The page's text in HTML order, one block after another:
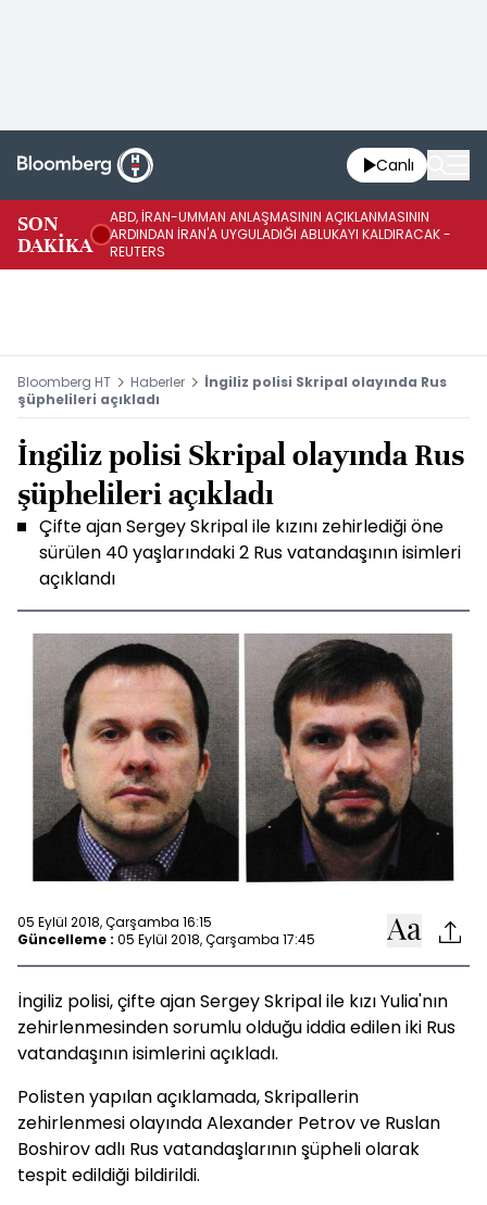
Canlı
SON
DAKİKA
ABD, İRAN-UMMAN ANLAŞMASININ AÇIKLANMASININ
ARDINDAN İRAN'A UYGULADIĞI ABLUKAYI KALDIRACAK -
REUTERS
Bloomberg HT Haberler
İngiliz polisi Skripal olayında Rus
şüphelileri açıkladı
İngiliz polisi Skripal olayında Rus
şüphelileri açıkladı
Çifte ajan Sergey Skripal ile kızını zehirlediği öne
sürülen 40 yaşlarındaki 2 Rus vatandaşının isimleri
açıklandı
05 Eylül 2018, Çarşamba 16:15
Güncelleme : 05 Eylül 2018, Çarşamba 17:45
İngiliz polisi, çifte ajan Sergey Skripal ile kızı Yulia'nın
zehirlenmesinden sorumlu olduğu iddia edilen iki Rus
vatandaşının isimlerini açıkladı.
Polisten yapılan açıklamada, Skripallerin
zehirlenmesi olayında Alexander Petrov ve Ruslan
Boshirov adlı Rus vatandaşlarının şüpheli olarak
tespit edildiği bildirildi.